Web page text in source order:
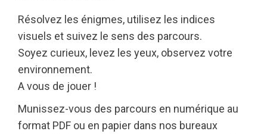
Résolvez les énigmes, utilisez les indices
visuels et suivez le sens des parcours.
Soyez curieux, levez les yeux, observez votre
environnement.
A vous de jouer !
Munissez-vous des parcours en numérique au
format PDF ou en papier dans nos bureaux